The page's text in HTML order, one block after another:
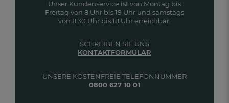
Unser Kundenservice ist von Montag bis
Freitag von 8 Uhr bis 19 Uhr und samstags
von 8:30 Uhr bis 18 Uhr erreichbar.
UNSERE KOSTENFREIE TELEFONNUMMER
0800 627 10 01
SCHREIBEN SIE UNS
KONTAKTFORMULAR